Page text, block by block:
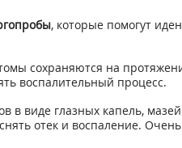
, которые помогут
сохраняются на
воспалительный процесс.
в виде глазных капель,
отек и воспаление.